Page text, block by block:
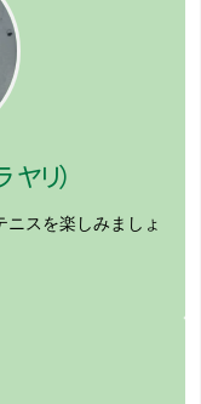
ヤリ）
ニスを楽しみましょ